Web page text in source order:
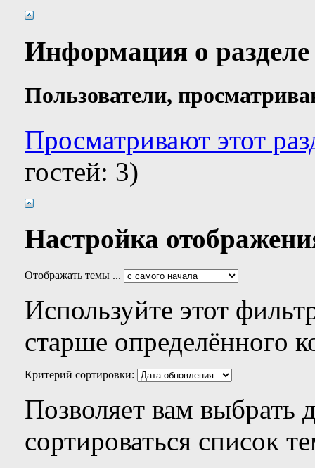
Информация о
Пользователи,
Просматривают этот
гостей: 3)
Настройка
Отображать темы ...
Используйте этот
старше определённого
Критерий сортировки:
Позволяет вам выбрать
сортироваться список